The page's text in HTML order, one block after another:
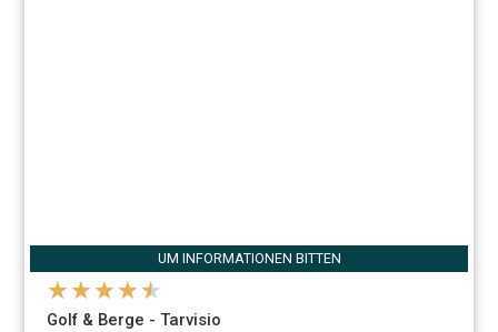
UM INFORMATIONEN BITTEN
★★★★★
Golf & Berge - Tarvisio